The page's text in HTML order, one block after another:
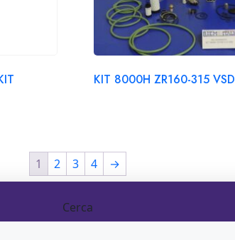
KIT 8000H ZR160-315 VSD
1 2 3 4 →
Cerca